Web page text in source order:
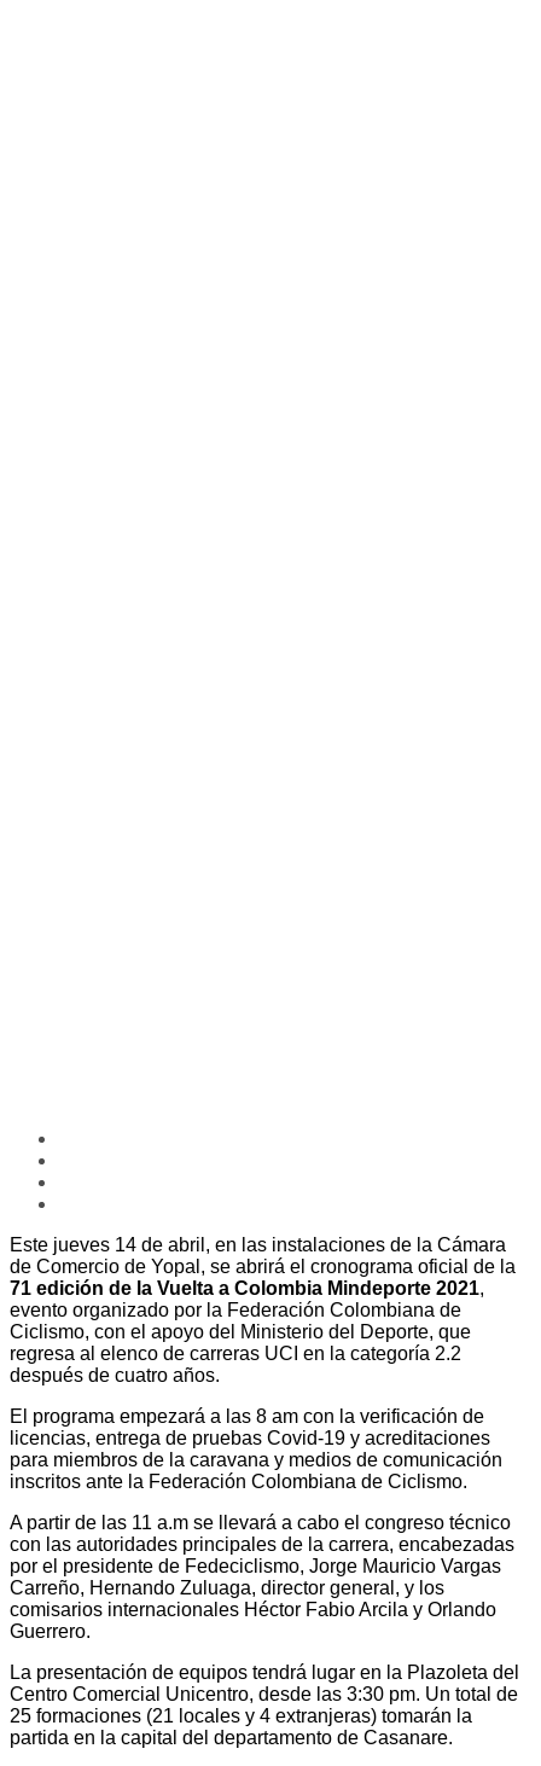
Este jueves 14 de abril, en las instalaciones de la Cámara
de Comercio de Yopal, se abrirá el cronograma oficial de la
71 edición de la Vuelta a Colombia Mindeporte 2021,
evento organizado por la Federación Colombiana de
Ciclismo, con el apoyo del Ministerio del Deporte, que
regresa al elenco de carreras UCI en la categoría 2.2
después de cuatro años.
El programa empezará a las 8 am con la verificación de
licencias, entrega de pruebas Covid-19 y acreditaciones
para miembros de la caravana y medios de comunicación
inscritos ante la Federación Colombiana de Ciclismo.
A partir de las 11 a.m se llevará a cabo el congreso técnico
con las autoridades principales de la carrera, encabezadas
por el presidente de Fedeciclismo, Jorge Mauricio Vargas
Carreño, Hernando Zuluaga, director general, y los
comisarios internacionales Héctor Fabio Arcila y Orlando
Guerrero.
La presentación de equipos tendrá lugar en la Plazoleta del
Centro Comercial Unicentro, desde las 3:30 pm. Un total de
25 formaciones (21 locales y 4 extranjeras) tomarán la
partida en la capital del departamento de Casanare.